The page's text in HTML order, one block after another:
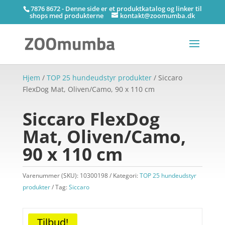
7876 8672 - Denne side er et produktkatalog og linker til
shops med produkterne kontakt@zoomumba.dk
Hjem / TOP 25 hundeudstyr produkter/ Siccaro
FlexDog Mat, Oliven/Camo, 90 x 110 cm
Siccaro FlexDog
Mat, Oliven/Camo,
90 x 110 cm
Varenummer (SKU): 10300198 Kategori:TOP 25 hundeudstyr
produkter
Tag:Siccaro
Tilbud!